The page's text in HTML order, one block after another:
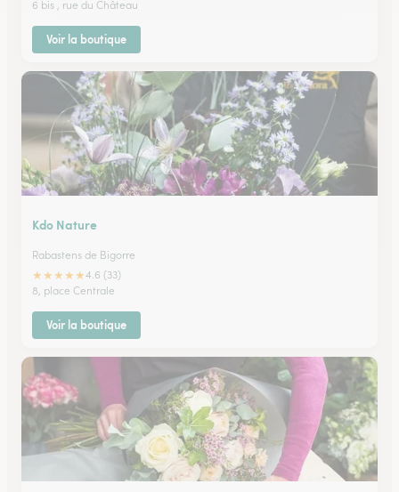
6 bis , rue du Château
Voir la boutique
Kdo Nature
Rabastens de Bigorre
★★★★★4.6 (33)
8, place Centrale
Voir la boutique